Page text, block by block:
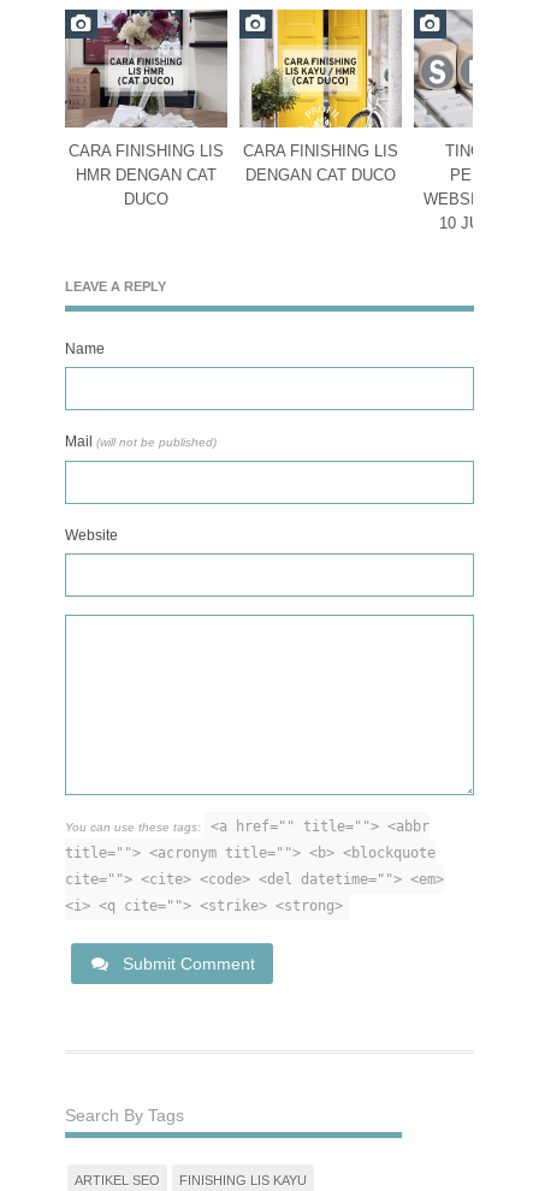
CARA FINISHING LIS
HMR DENGAN CAT
DUCO
CARA FINISHING LIS
DENGAN CAT DUCO
PERINGKAT
WEBSITE
10 JURUS
LEAVE A REPLY
Name
Mail (will not be published)
Website
You can use these tags:
<a href="" title=""> <abbr
title=""> <acronym title=""> <b> <blockquote
cite=""> <cite> <code> <del datetime=""> <em>
<i> <q cite=""> <strike> <strong>
Submit Comment
Search By Tags
ARTIKEL SEO FINISHING LIS KAYU